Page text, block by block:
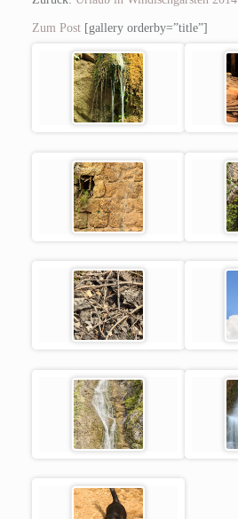
Zum Post[gallery orderby=”title”]